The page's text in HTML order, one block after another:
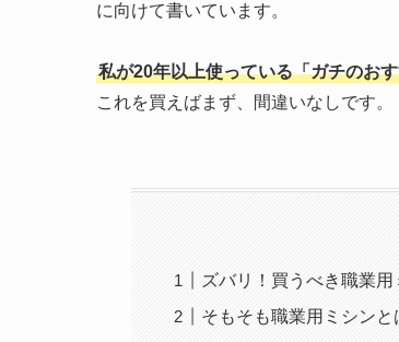
に向けて書いています。
私が20年以上使っている「ガチのお
これを買えばまず、間違いなしです。
ズバリ！買うべき職業
そもそも職業用ミシンと